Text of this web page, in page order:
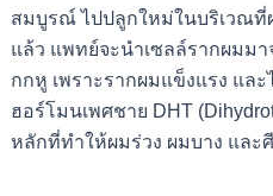
สมบูรณ์ ไปปลูกใหม่ในบริเวณที่
แล้ว แพทย์จะนำเซลล์รากผมม
กกหู เพราะรากผมแข็งแรง แล
ฮอร์โมนเพศชาย DHT
หลักที่ทำให้ผมร่วง ผมบาง และ